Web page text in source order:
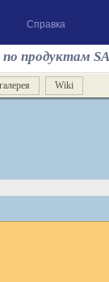
Справка
продуктам
Wiki